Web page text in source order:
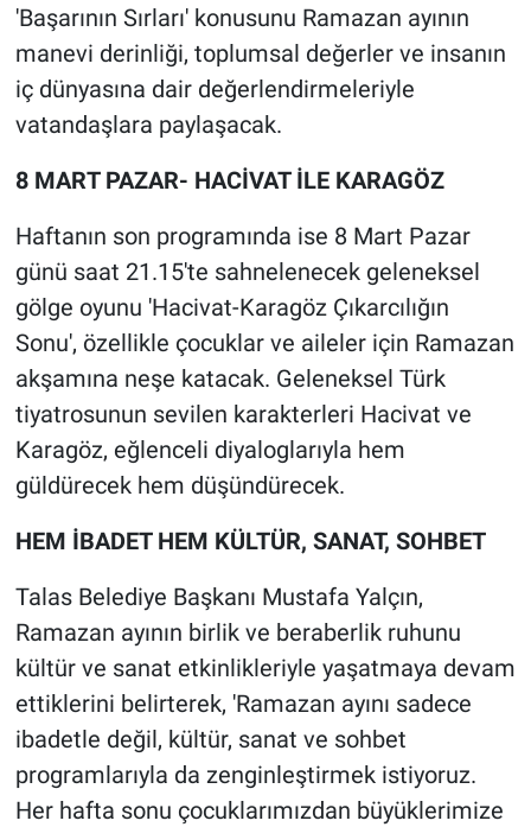
'Başarının Sırları' konusunu Ramazan ayının
manevi derinliği, toplumsal değerler ve insanın
iç dünyasına dair değerlendirmeleriyle
vatandaşlara paylaşacak.
8 MART PAZAR- HACİVAT İLE KARAGÖZ
Haftanın son programında ise 8 Mart Pazar
günü saat 21.15'te sahnelenecek geleneksel
gölge oyunu 'Hacivat-Karagöz Çıkarcılığın
Sonu', özellikle çocuklar ve aileler için Ramazan
akşamına neşe katacak. Geleneksel Türk
tiyatrosunun sevilen karakterleri Hacivat ve
Karagöz, eğlenceli diyaloglarıyla hem
güldürecek hem düşündürecek.
HEM İBADET HEM KÜLTÜR, SANAT, SOHBET
Talas Belediye Başkanı Mustafa Yalçın,
Ramazan ayının birlik ve beraberlik ruhunu
kültür ve sanat etkinlikleriyle yaşatmaya devam
ettiklerini belirterek, 'Ramazan ayını sadece
ibadetle değil, kültür, sanat ve sohbet
programlarıyla da zenginleştirmek istiyoruz.
Her hafta sonu çocuklarımızdan büyüklerimize